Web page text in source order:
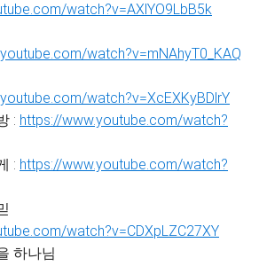
watch?v=AXlYO9LbB5k
watch?v=mNAhyT0_KAQ
watch?v=XcEXKyBDlrY
: https://www.youtube.com/watch?
: https://www.youtube.com/watch?
watch?v=CDXpLZC27XY
하나님